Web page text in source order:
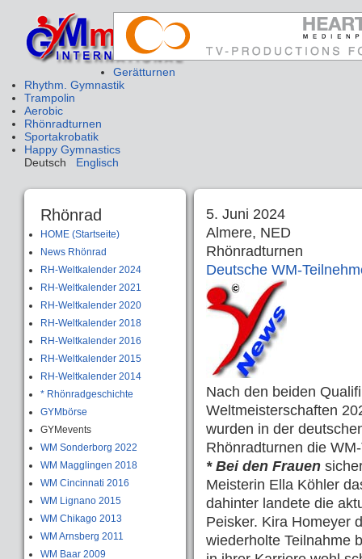
Gerätturnen
Rhythm. Gymnastik
Trampolin
Aerobic
Rhönradturnen
Sportakrobatik
Happy Gymnastics
Deutsch Englisch
Rhönrad
HOME (Startseite)
News Rhönrad
RH-Weltkalender 2024
RH-Weltkalender 2021
RH-Weltkalender 2020
RH-Weltkalender 2018
RH-Weltkalender 2016
RH-Weltkalender 2015
RH-Weltkalender 2014
* Rhönradgeschichte
GYMbörse
GYMevents
WM Sonderborg 2022
WM Magglingen 2018
WM Cincinnati 2016
WM Lignano 2015
WM Chikago 2013
WM Arnsberg 2011
WM Baar 2009
5. Juni 2024
Almere, NED
Rhönradturnen
Deutsche WM-
Nach den beiden
Weltmeisterschaften
wurden in der
Rhönradturnen die
* Bei den Frauen
Meisterin Ella Köhler
dahinter landete die
Peisker. Kira Homeyer
wiederholte Teilnahme